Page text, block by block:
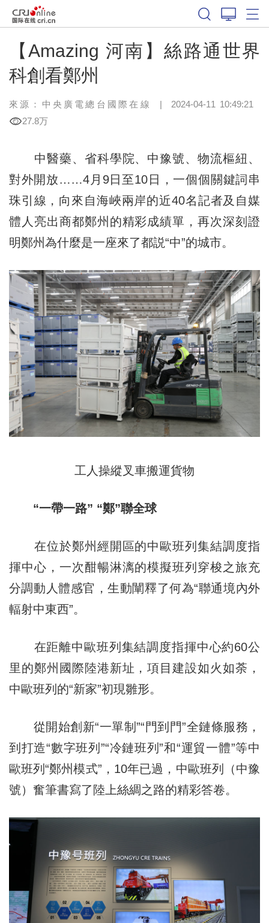
【Amazing 河南】絲路通世界
科創看鄭州
來源：中央廣電總台國際在線 | 2024-04-11 10:49:21
27.8万
中醫藥、省科學院、中豫號、物流樞紐、
對外開放……4月9日至10日，一個個關鍵詞串
珠引線，向來自海峽兩岸的近40名記者及自媒
體人亮出商都鄭州的精彩成績單，再次深刻證
明鄭州為什麼是一座來了都説“中”的城市。
工人操縱叉車搬運貨物
“一帶一路” “鄭”聯全球
在位於鄭州經開區的中歐班列集結調度指
揮中心，一次酣暢淋漓的模擬班列穿梭之旅充
分調動人體感官，生動闡釋了何為“聯通境內外
輻射中東西”。
在距離中歐班列集結調度指揮中心約60公
里的鄭州國際陸港新址，項目建設如火如荼，
中歐班列的“新家”初現雛形。
從開始創新“一單制”“門到門”全鏈條服務，
到打造“數字班列”“冷鏈班列”和“運貿一體”等中
歐班列“鄭州模式”，10年已過，中歐班列（中豫
號）奮筆書寫了陸上絲綢之路的精彩答卷。